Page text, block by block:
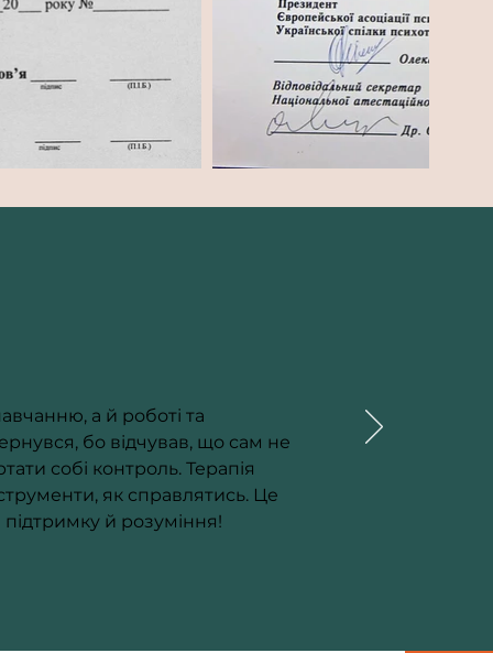
а й роботі та
бо відчував, що сам не
собі контроль. Терапія
як справлятись. Це
й розуміння!